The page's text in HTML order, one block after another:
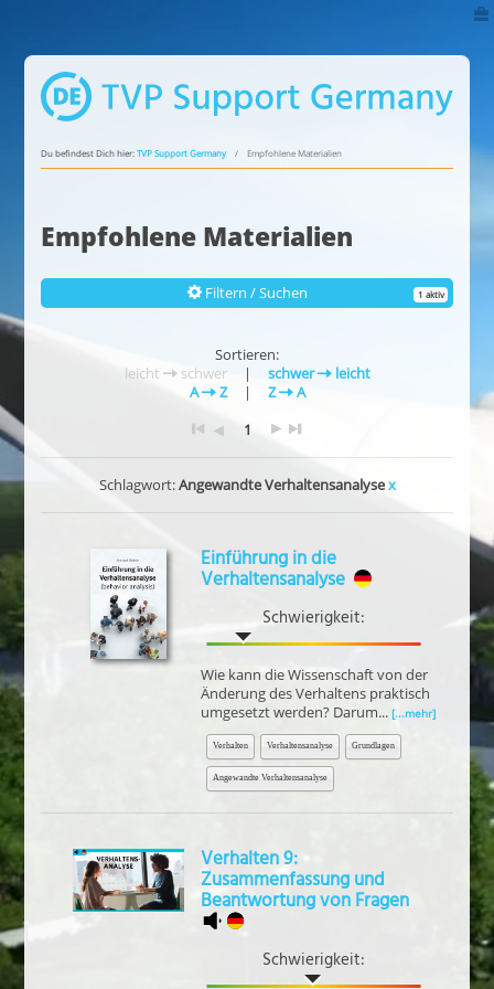
Du befindest Dich hier:TVP Support Germany Empfohlene Materialien
Empfohlene Materialien
Filtern / Suchen 1 aktiv
Sortieren:
leicht
schwer | schwer
leicht
A
Z | Z
A
1
Schlagwort:Angewandte Verhaltensanalysex
Einführung in die
Verhaltensanalyse
Schwierigkeit:
Wie kann die Wissenschaft von der
Änderung des Verhaltens praktisch
umgesetzt werden? Darum... [...mehr]
Verhalten Verhaltensanalyse Grundlagen
Angewandte Verhaltensanalyse
Verhalten 9:
Zusammenfassung und
Beantwortung von Fragen
Schwierigkeit: